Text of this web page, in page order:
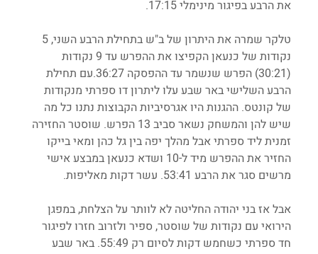
את הרבע בפיגור מינימלי 17:15.
נקודות של כנעאן הקפיצו את ההפרש עד 9 נקודות
(30:21) הפרש שנשמר עד ההפסקה 36:27.עם תחילת
הרבע השלישי באר שבע עלו ליתרון דו ספרתי מנקודות
של קונטס. ההגנות היו אגרסיביות הקבוצות נתנו כל מה
שיש להן והמשחק נשאר סביב 13 הפרש. שוסטר החזירה
זמנית ליד ספרתי אבל מהלך יפה בין גל כהן ומאי בייקו
החזיר את ההפרש מיד ל-10 ושדא כנעאן במבצע אישי
מרשים סגר את הרבע 53:41. עשר דקות מאליפות.
אבל אז בני יהודה החליטה לא לוותר על הצלחת, במפגן
הירואי עם נקודות של שוסטר, ספיר ולזרוב חזרו לפיגור
חד ספרתי כשחמש דקות לסיום רק 55:49. באר שבע